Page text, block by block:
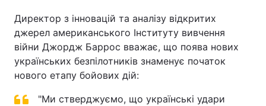
Директор з інновацій та аналізу відкритих
джерел американського Інституту вивчення
війни Джордж Баррос вважає, що поява нових
українських безпілотників знаменує початок
нового етапу бойових дій:
"Ми стверджуємо, що українські удари